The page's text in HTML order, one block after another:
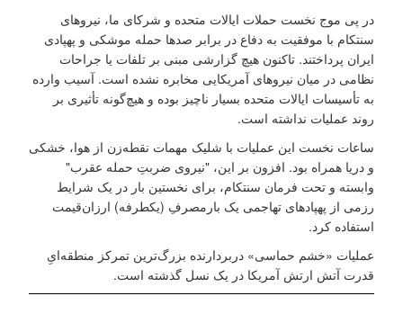
در پی موج نخست حملات ایالات متحده و شرکای ما، نیروهای
سنتکام با موفقیت به دفاع در برابر صدها حمله موشکی و پهپادی
ایران پرداختند. تاکنون هیچ گزارشی مبنی بر تلفات یا جراحات
نظامی در میان نیروهای آمریکایی مخابره نشده است. آسیب وارده
به تأسیسات ایالات متحده بسیار ناچیز بوده و هیچ‌گونه تأثیری بر
روند عملیات نداشته است.
ساعات نخست این عملیات با شلیک مهمات نقطه‌زن از هوا، خشکی
و دریا همراه بود. افزون بر این، "نیروی ضربتِ حمله عقرب"
وابسته و تحت فرمان سنتکام، برای نخستین بار در یک شرایط
رزمی از پهپادهای تهاجمی یک ‌بارمصرفِ (یکطرفه) ارزان‌قیمت
استفاده کرد.
عملیات «خشم حماسی» دربردارنده بزرگ‌ترین تمرکز منطقه‌ایِ
قدرت آتش ارتش آمریکا در یک نسل گذشته است.